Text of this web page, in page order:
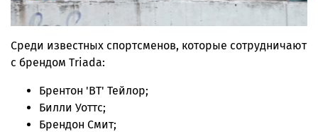
Среди известных спортсменов, которые сотрудничают
с брендом Triada:
Брентон 'BT' Тейлор;
Билли Уоттс;
Брендон Смит;